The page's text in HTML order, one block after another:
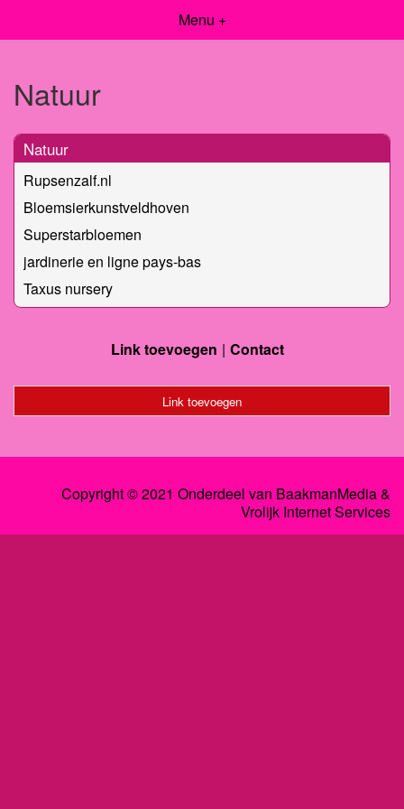
Menu +
Natuur
Natuur
Rupsenzalf.nl
Bloemsierkunstveldhoven
Superstarbloemen
jardinerie en ligne pays-bas
Taxus nursery
Link toevoegen Contact
Link toevoegen
Copyright © 2021 Onderdeel van BaakmanMedia&
Vrolijk Internet Services